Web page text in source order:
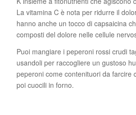
La vitamina C è nota per ridurre il
hanno anche un tocco di capsaicina
composti del dolore nelle cellule
Puoi mangiare i peperoni rossi crudi
usandoli per raccogliere un gustoso
peperoni come contenituori da farcire
poi cuocili in forno.